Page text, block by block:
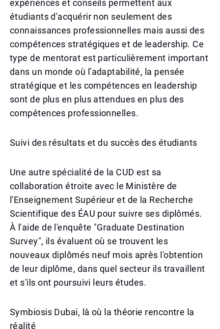
expériences et conseils permettent aux
étudiants d'acquérir non seulement des
connaissances professionnelles mais aussi des
compétences stratégiques et de leadership. Ce
type de mentorat est particulièrement important
dans un monde où l'adaptabilité, la pensée
stratégique et les compétences en leadership
sont de plus en plus attendues en plus des
compétences professionnelles.
Suivi des résultats et du succès des étudiants
Une autre spécialité de la CUD est sa
collaboration étroite avec le Ministère de
l'Enseignement Supérieur et de la Recherche
Scientifique des ÉAU pour suivre ses diplômés.
À l'aide de l'enquête "Graduate Destination
Survey", ils évaluent où se trouvent les
nouveaux diplômés neuf mois après l'obtention
de leur diplôme, dans quel secteur ils travaillent
et s'ils ont poursuivi leurs études.
Symbiosis Dubai, là où la théorie rencontre la
réalité